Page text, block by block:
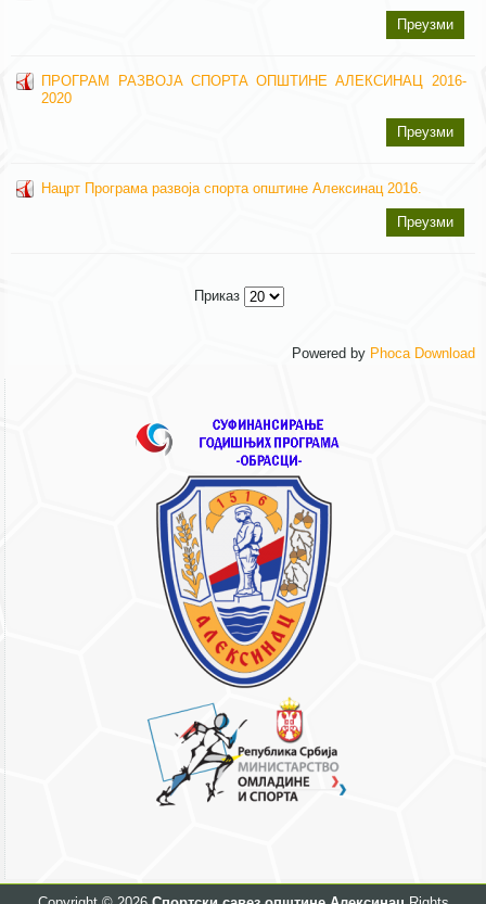
Преузми
ПРОГРАМ РАЗВОЈА СПОРТА ОПШТИНЕ АЛЕКСИНАЦ 2016-
2020
Преузми
Нацрт Програма развоја спорта општине Алексинац 2016.
Преузми
Приказ
Powered by Phoca Download